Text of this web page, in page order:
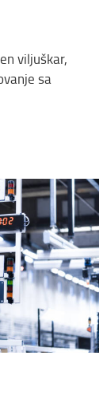
viljuškar,
sa